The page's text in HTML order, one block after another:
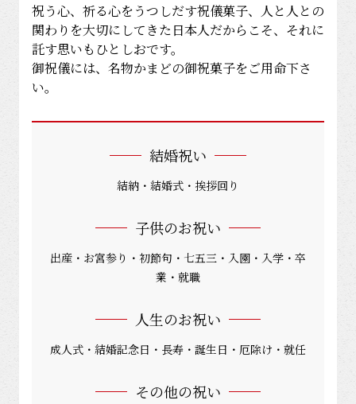
祝う心、祈る心をうつしだす祝儀菓子、人と人との
関わりを大切にしてきた日本人だからこそ、それに
託す思いもひとしおです。
御祝儀には、名物かまどの御祝菓子をご用命下さ
い。
結婚祝い
結納・結婚式・挨拶回り
子供のお祝い
出産・お宮参り・初節句・七五三・入園・入学・卒
業・就職
人生のお祝い
成人式・結婚記念日・長寿・誕生日・厄除け・就任
その他の祝い